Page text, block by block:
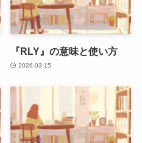
『RLY』の意味と使い方
2026-03-15